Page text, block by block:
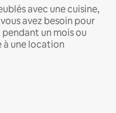
avec une cuisine,
avez besoin pour
un mois ou
à une location